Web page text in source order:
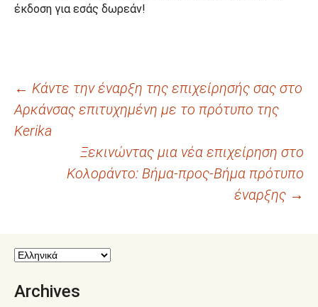
έκδοση για εσάς δωρεάν!
Πλοήγηση
άρθρων
← Κάντε την έναρξη της επιχείρησής σας στο
Αρκάνσας επιτυχημένη με το πρότυπο της
Kerika
Ξεκινώντας μια νέα επιχείρηση στο
Κολοράντο: Βήμα-προς-Βήμα πρότυπο
έναρξης →
Archives